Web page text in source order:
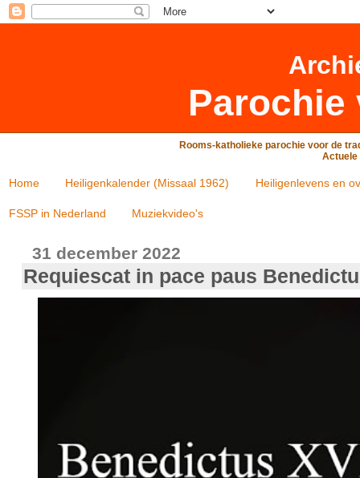
Parochie
Rooms-katholieke parochie voor de
Actuele
Home Heiligenkalender (Missaal 1962) Heiligenlevens en
FSSP in Nederland Muziekvideo's
31 december 2022
Requiescat in pace paus